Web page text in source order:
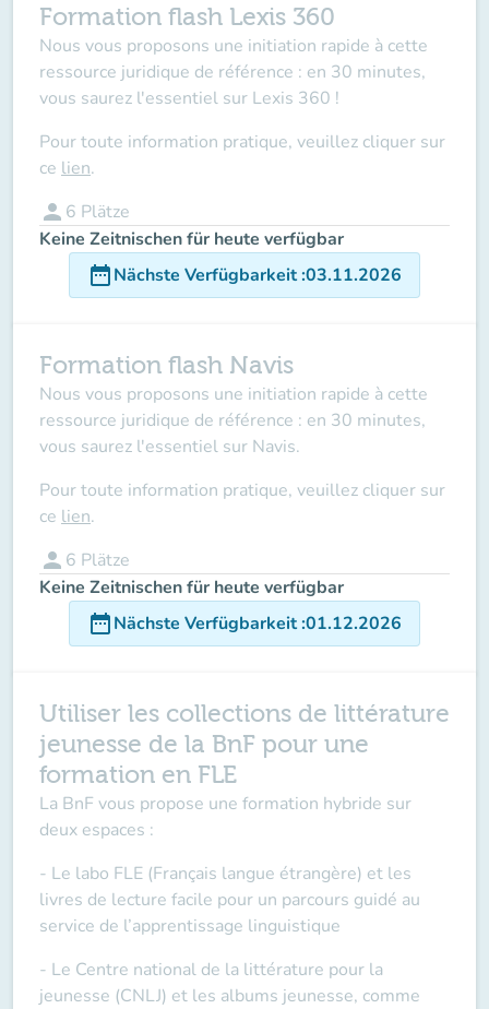
Formation flash Lexis 360
Nous vous proposons une initiation rapide à cette
ressource juridique de référence : en 30 minutes,
vous saurez l'essentiel sur Lexis 360 !
Pour toute information pratique, veuillez cliquer sur
ce lien.
person 6 Plätze
Keine Zeitnischen für heute verfügbar
date_rangeNächste Verfügbarkeit:03.11.2026
Formation flash Navis
Nous vous proposons une initiation rapide à cette
ressource juridique de référence : en 30 minutes,
vous saurez l'essentiel sur Navis.
Pour toute information pratique, veuillez cliquer sur
ce lien.
person 6 Plätze
Keine Zeitnischen für heute verfügbar
date_rangeNächste Verfügbarkeit:01.12.2026
Utiliser les collections de littérature
jeunesse de la BnF pour une
formation en FLE
La BnF vous propose une formation hybride sur
deux espaces :
- Le labo FLE (Français langue étrangère) et les
livres de lecture facile pour un parcours guidé au
service de l’apprentissage linguistique
- Le Centre national de la littérature pour la
jeunesse (CNLJ) et les albums jeunesse, comme